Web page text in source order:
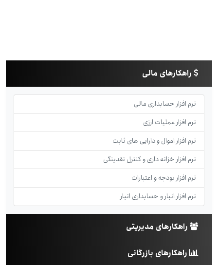
راهکارهای مالی
نرم افزار حسابداری مالی
نرم افزار عملیات ارزی
نرم افزار اموال و دارایی های ثابت
نرم افزار خزانه داری و کنترل نقدینگی
نرم افزار بودجه و اعتبارات
نرم افزار انبار و حسابداری انبار
راهکارهای مدیریتی
راهکارهای بازرگانی